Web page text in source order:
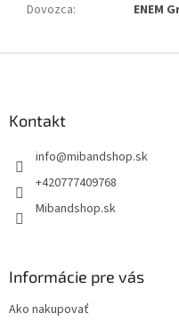
Dovozca: ENEM
Kontakt
info@mibandshop.sk
+420777409768
Mibandshop.sk
Informácie pre vás
Ako nakupovať